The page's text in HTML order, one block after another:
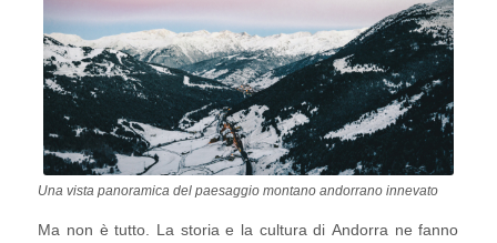
Una vista panoramica del paesaggio montano andorrano innevato
Ma non è tutto. La storia e la cultura di Andorra ne fanno